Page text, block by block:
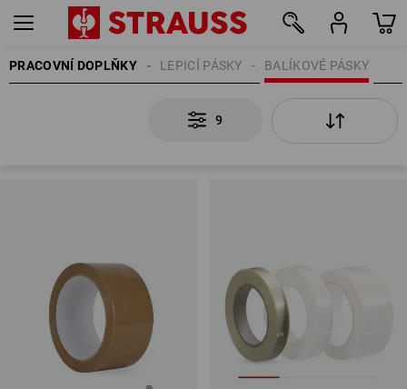
PRACOVNÍ DOPLŇKY BALÍKOVÉ PÁSKY
LEPICÍ PÁSKY
9